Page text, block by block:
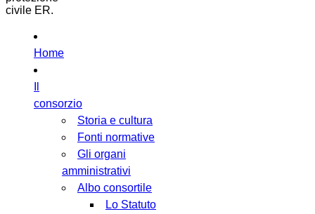
civile ER.
Home
consorzio
Storia e cultura
Fonti normative
Gli organi
amministrativi
Albo consortile
Lo Statuto